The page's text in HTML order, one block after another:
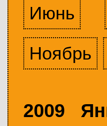
Июнь
Ноябрь
2009